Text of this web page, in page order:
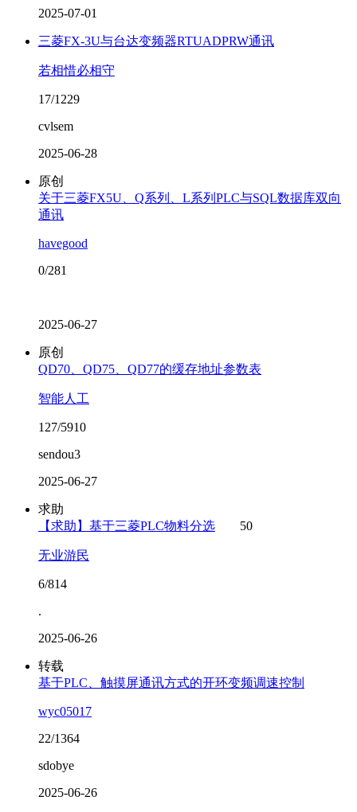
2025-07-01
三菱FX-3U与台达变频器RTUADPRW通讯
若相惜必相守
17/1229
cvlsem
2025-06-28
原创
关于三菱FX5U、Q系列、L系列PLC与SQL数据库双向
通讯
havegood
0/281
2025-06-27
原创
QD70、QD75、QD77的缓存地址参数表
智能人工
127/5910
sendou3
2025-06-27
求助
【求助】基于三菱PLC物料分选
50
无业游民
6/814
.
2025-06-26
转载
基于PLC、触摸屏通讯方式的开环变频调速控制
wyc05017
22/1364
sdobye
2025-06-26